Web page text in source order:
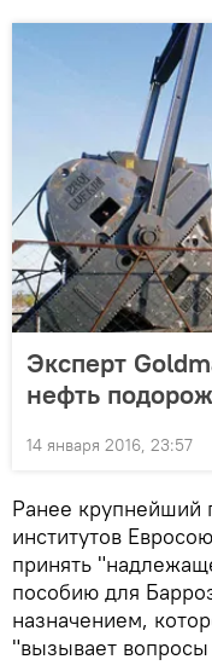
Эксперт
нефть
14 января 2016, 23:57
Ранее
институтов
принять
пособию для
назначением,
"вызывает вопросы